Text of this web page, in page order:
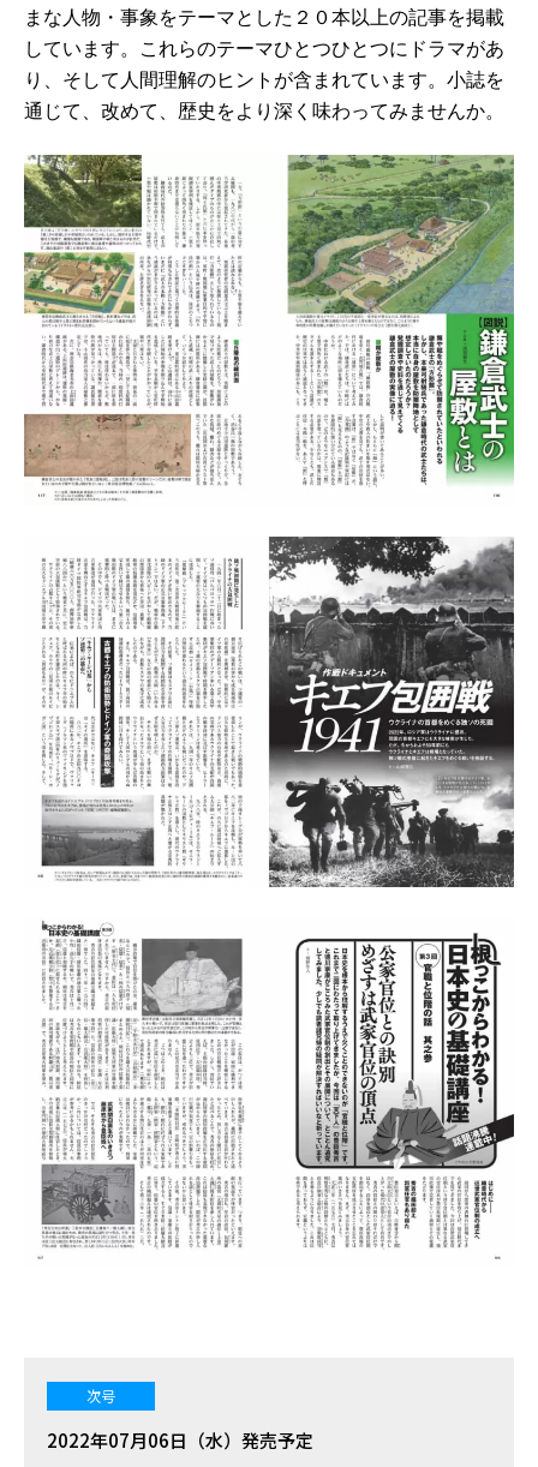
まな人物・事象をテーマとした２０本以上の記事を掲載
しています。これらのテーマひとつひとつにドラマがあ
り、そして人間理解のヒントが含まれています。小誌を
通じて、改めて、歴史をより深く味わってみませんか。
次号
2022年07月06日（水）発売予定